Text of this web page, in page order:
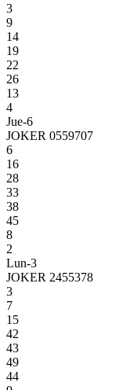
3
9
14
19
22
26
13
4
Jue-6
JOKER 0559707
6
16
28
33
38
45
8
2
Lun-3
JOKER 2455378
3
7
15
42
43
49
44